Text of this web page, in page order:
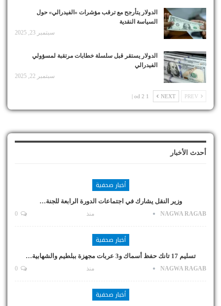
الدولار يتأرجح مع ترقب مؤشرات «الفيدرالي» حول
السياسة النقدية
سبتمبر 23, 2025
الدولار يستقر قبل سلسلة خطابات مرتقبة لمسؤولي
الفيدرالي
سبتمبر 22, 2025
NEXT
1 od 2 |
أحدث الأخبار
أخبار صحفية
وزير النقل يشارك في اجتماعات الدورة الرابعة للجنة…
NAGWA RAGAB منذ
أخبار صحفية
تسليم 17 تانك حفظ أسماك و3 عربات مجهزة ببلطيم والشهابية…
NAGWA RAGAB منذ
أخبار صحفية